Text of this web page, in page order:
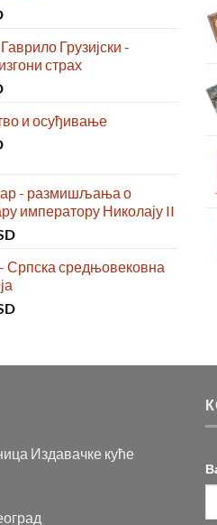
Грузијски -
страх
и осуђивање
- размишљања о
императору Николају II
Српска средњовековна
Издавачке куће